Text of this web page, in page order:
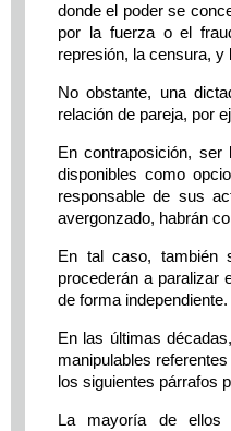
donde el poder se
por la fuerza o el
represión, la censura,
No obstante, una
relación de pareja, por
En contraposición, ser
disponibles como
responsable de sus
avergonzado, habrán
En tal caso, también
procederán a paralizar
de forma independiente.
En las últimas
manipulables
los siguientes párrafos
La mayoría de ellos